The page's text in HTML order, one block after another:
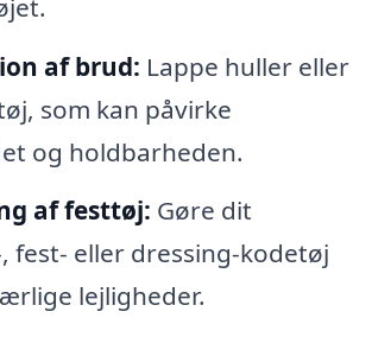
af brud: Lappe huller eller
som kan påvirke
og holdbarheden.
af festtøj: Gøre dit
fest- eller dressing-kodetøj
lejligheder.